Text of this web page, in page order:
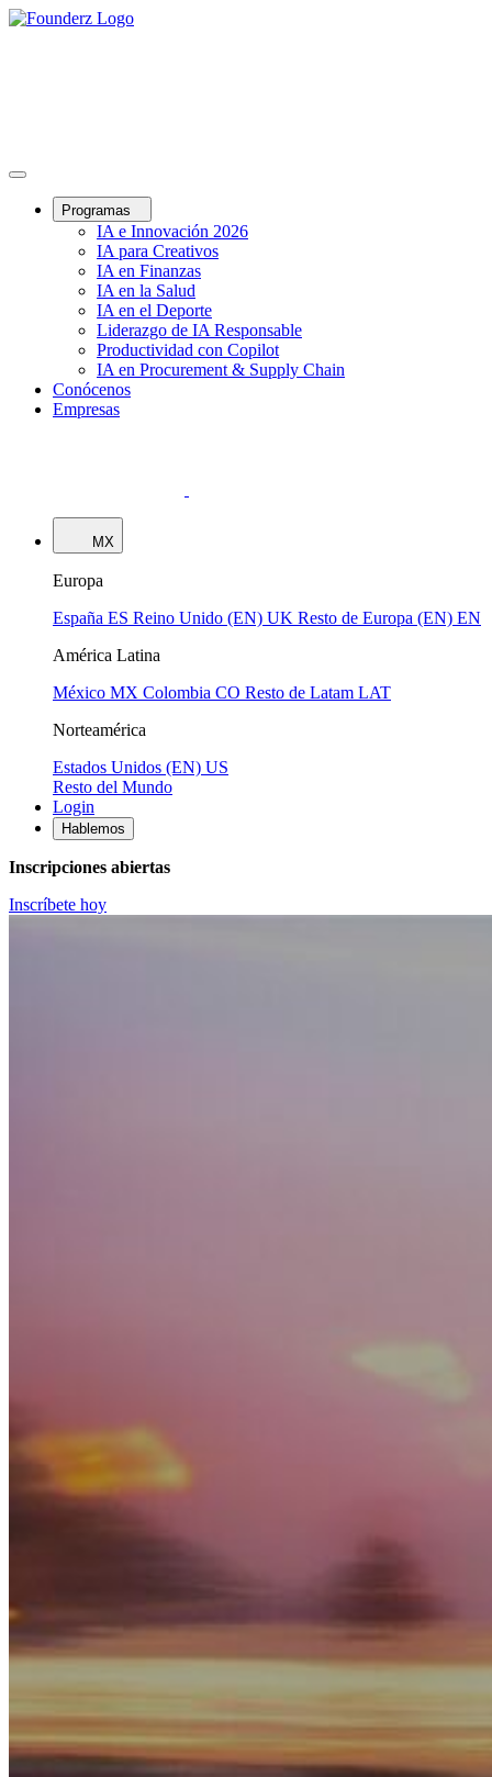
Programas
IA e Innovación 2026
IA para Creativos
IA en Finanzas
IA en la Salud
IA en el Deporte
Liderazgo de IA Responsable
Productividad con Copilot
IA en Procurement & Supply Chain
Conócenos
Empresas
MX
Europa
España ES Reino Unido (EN) UK Resto de Europa (EN) EN
América Latina
México MX Colombia CO Resto de Latam LAT
Norteamérica
Estados Unidos (EN) US
Resto del Mundo
Login
Hablemos
Inscripciones abiertas
Inscríbete hoy